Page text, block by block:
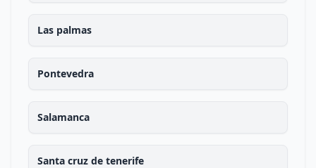
Las palmas
Pontevedra
Salamanca
Santa cruz de tenerife